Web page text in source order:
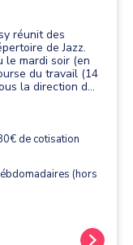
réunit des
de Jazz.
le mardi soir (en
du travail (14
la direction de
à Massy et
Orsay, Bures, Gif
to cheek,...),
gospel... Le
sans distinction
de cotisation
(hors